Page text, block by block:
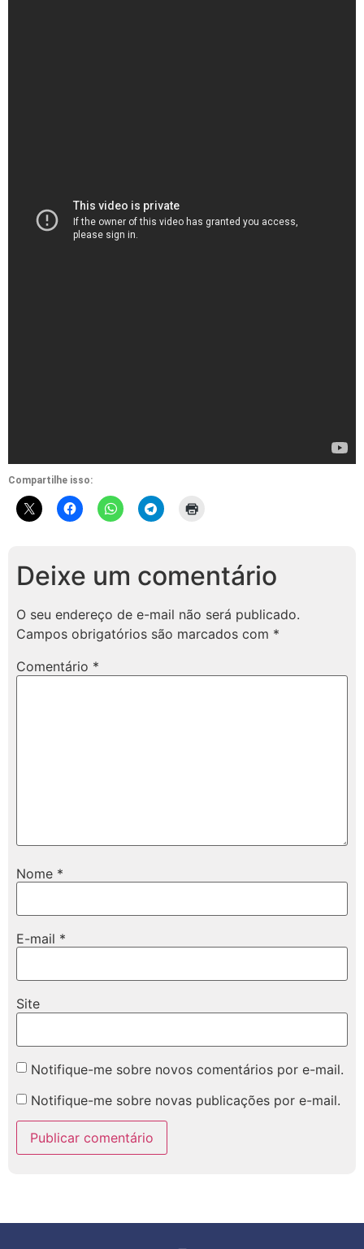
Compartilhe isso:
Deixe um comentário
O seu endereço de e-mail não será publicado.
Campos obrigatórios são marcados com *
Comentário *
Nome *
E-mail *
Site
Notifique-me sobre novos comentários por e-mail.
Notifique-me sobre novas publicações por e-mail.